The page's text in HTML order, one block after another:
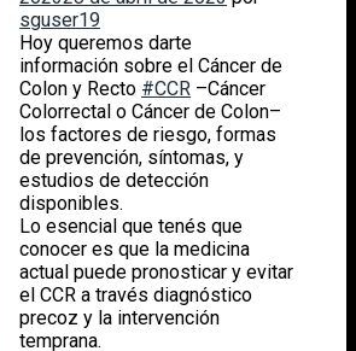
sguser19
Hoy queremos darte
información sobre el Cáncer de
Colon y Recto #CCR –Cáncer
Colorrectal o Cáncer de Colon–
los factores de riesgo, formas
de prevención, síntomas, y
estudios de detección
disponibles.
Lo esencial que tenés que
conocer es que la medicina
actual puede pronosticar y evitar
el CCR a través diagnóstico
precoz y la intervención
temprana.